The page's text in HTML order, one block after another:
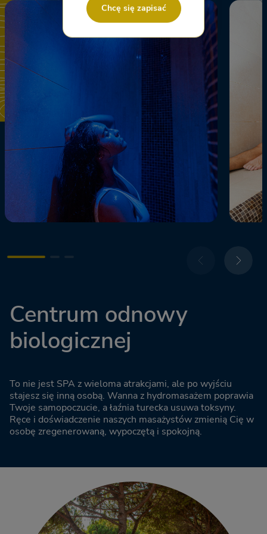
Centrum odnowy
biologicznej
To nie jest SPA z wieloma atrakcjami, ale po wyjściu
stajesz się inną osobą. Wanna z hydromasażem poprawia
Twoje samopoczucie, a łaźnia turecka usuwa toksyny.
Ręce i doświadczenie naszych masażystów zmienią Cię w
osobę zregenerowaną, wypoczętą i spokojną.
Chcę się zapisać